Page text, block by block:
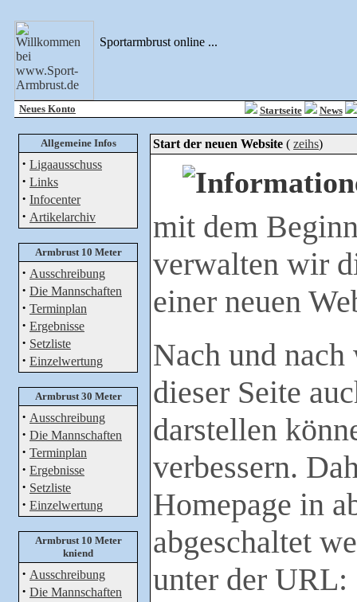
Sportarmbrust online ...
Neues Konto Startseite News
Allgemeine Infos
· Ligaausschuss
· Links
· Infocenter
· Artikelarchiv
Armbrust 10 Meter
· Ausschreibung
· Die Mannschaften
· Terminplan
· Ergebnisse
· Setzliste
· Einzelwertung
Armbrust 30 Meter
· Ausschreibung
· Die Mannschaften
· Terminplan
· Ergebnisse
· Setzliste
· Einzelwertung
Armbrust 10 Meter
kniend
· Ausschreibung
· Die Mannschaften
Start der neuen Website ( zeihs)
mit dem
verwalten wir
einer neuen
Nach und
dieser Seite
darstellen
verbessern.
Homepage in
abgeschaltet
unter der URL: